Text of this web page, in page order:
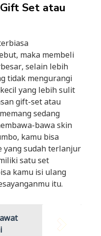
Set atau
maka membeli
selain lebih
tidak mengurangi
yang lebih sulit
gift-set atau
sedang
bawa skin
kamu bisa
yang sudah terlanjur
satu set
kamu isi ulang
itu.